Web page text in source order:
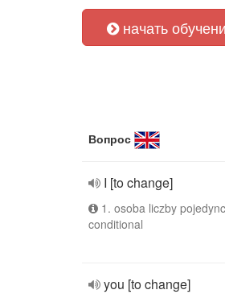
начать
Вопрос
I [to change]
1. osoba liczby
conditional
you [to change]